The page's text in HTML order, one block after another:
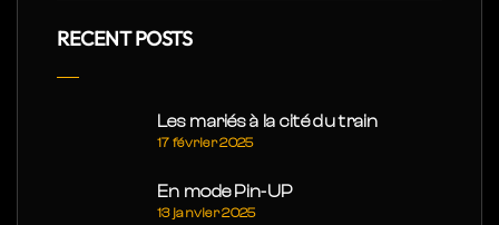
RECENT POSTS
Les mariés à la cité du train
17 février 2025
En mode Pin-UP
13 janvier 2025